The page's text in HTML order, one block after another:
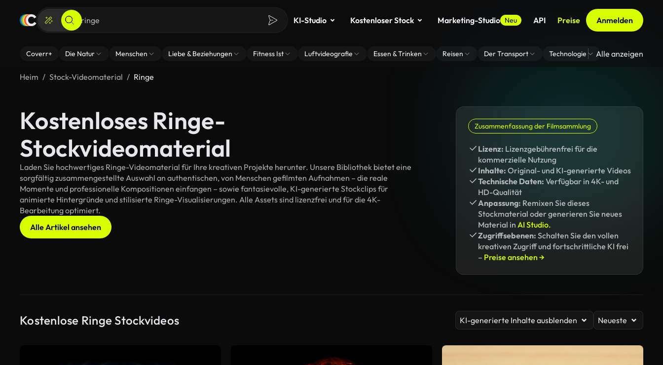
KI-Studio Kostenloser Stock Marketing-Studio Neu API Preise Anmelden
Coverr+ Die Natur Menschen Liebe & Beziehungen Fitness Ist Luftvideografie Essen & Trinken Reisen Der Transport Technologie Zoom Virtuelle
Alle anzeigen
Heim Stock-Videomaterial Ringe
Kostenloses Ringe-
Stockvideomaterial
Laden Sie hochwertiges Ringe-Videomaterial für Ihre kreativen Projekte herunter. Unsere Bibliothek bietet eine
sorgfältig zusammengestellte Auswahl an authentischen, von Menschen gefilmten Aufnahmen – die reale
Momente und professionelle Kompositionen einfangen – sowie fantasievolle, KI-generierte Stockclips für
animierte Hintergründe und stilisierte Ringe-Visualisierungen. Alle Assets sind lizenzfrei und für die 4K-
Bearbeitung optimiert.
Alle Artikel ansehen
Zusammenfassung der Filmsammlung
Lizenz: Lizenzgebührenfrei für die
kommerzielle Nutzung
Inhalte: Original- und KI-generierte Videos
Technische Daten: Verfügbar in 4K- und
HD-Qualität
Anpassung: Remixen Sie dieses
Stockmaterial oder generieren Sie neues
Material in AI Studio.
Zugriffsebenen: Schalten Sie den vollen
kreativen Zugriff und fortschrittliche KI frei
– Preise ansehen →
Kostenlose Ringe Stockvideos KI-generierte Inhalte ausblenden Neueste